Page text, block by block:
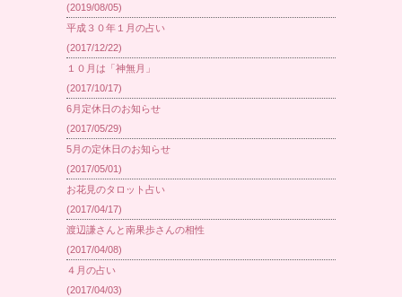
(2019/08/05)
平成３０年１月の占い
(2017/12/22)
１０月は「神無月」
(2017/10/17)
6月定休日のお知らせ
(2017/05/29)
5月の定休日のお知らせ
(2017/05/01)
お花見のタロット占い
(2017/04/17)
渡辺謙さんと南果歩さんの相性
(2017/04/08)
４月の占い
(2017/04/03)